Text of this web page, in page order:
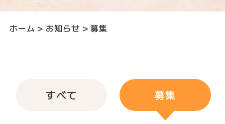
ホーム > お知らせ >募集
すべて 募集